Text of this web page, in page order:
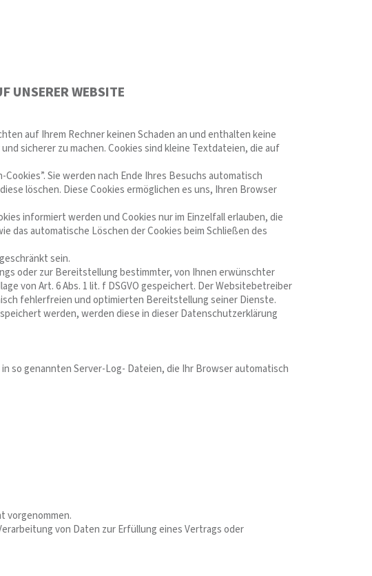
UNSERER WEBSITE
auf Ihrem Rechner keinen Schaden an und enthalten keine
sicherer zu machen. Cookies sind kleine Textdateien, die auf
Sie werden nach Ende Ihres Besuchs automatisch
löschen. Diese Cookies ermöglichen es uns, Ihren Browser
informiert werden und Cookies nur im Einzelfall erlauben, die
das automatische Löschen der Cookies beim Schließen des
sein.
oder zur Bereitstellung bestimmter, von Ihnen erwünschter
von Art. 6 Abs. 1 lit. f DSGVO gespeichert. Der Websitebetreiber
fehlerfreien und optimierten Bereitstellung seiner Dienste.
werden, werden diese in dieser Datenschutzerklärung
so genannten Server-Log- Dateien, die Ihr Browser automatisch
vorgenommen.
von Daten zur Erfüllung eines Vertrags oder